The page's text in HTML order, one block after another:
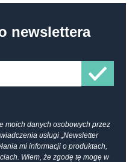
newslettera
moich danych osobowych przez
usługi „Newsletter
mi informacji o produktach,
Wiem, że zgodę tę mogę w